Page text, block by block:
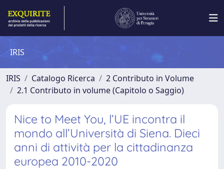
IRIS
IRIS Catalogo Ricerca
2 Contributo in Volume
2.1 Contributo in volume (Capitolo o Saggio)
Nice to Meet You, l’UE incontra il
mondo all’Università di Siena. Dieci
anni di attività per la cittadinanza
europea 2010-2020